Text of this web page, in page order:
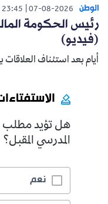
الوطن 07-08-2026
23:45
رئيس الحكومة
(فيديو)
أيام بعد استئناف
هل تؤيد مطلب
المدرسي المقبل؟
نعم